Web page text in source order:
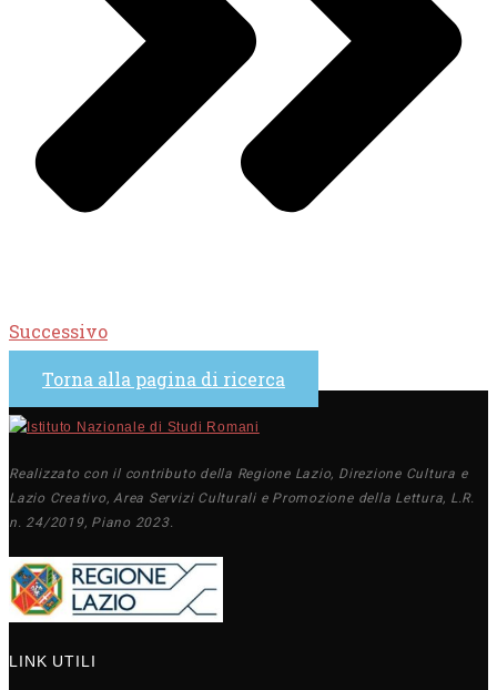
Successivo
Torna alla pagina di ricerca
Realizzato con il contributo della Regione Lazio, Direzione Cultura e
Lazio Creativo, Area Servizi Culturali e Promozione della Lettura, L.R.
n. 24/2019, Piano 2023.
LINK UTILI